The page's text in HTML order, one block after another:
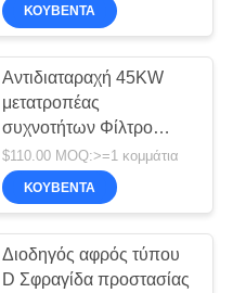
ΚΟΥΒΈΝΤΑ
Αντιδιαταραχή 45KW
μετατροπέας
συχνοτήτων Φίλτρο
καταστολής Rfi 100A
έξοδος
$110.00 MOQ:>=1 κομμάτια
ΚΟΥΒΈΝΤΑ
Διοδηγός αφρός τύπου
D Σφραγίδα προστασίας